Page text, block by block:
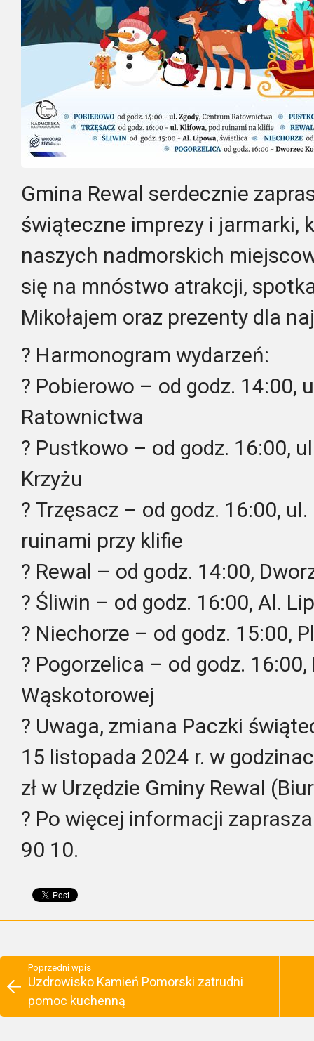
Gmina Rewal serdecznie
świąteczne imprezy i jarmarki,
naszych nadmorskich
się na mnóstwo atrakcji,
Mikołajem oraz prezenty dla
? Harmonogram wydarzeń:
? Pobierowo – od godz. 14:00,
Ratownictwa
? Pustkowo – od godz. 16:00,
Krzyżu
? Trzęsacz – od godz. 16:00,
ruinami przy klifie
? Rewal – od godz. 14:00,
? Śliwin – od godz. 16:00, Al.
? Niechorze – od godz. 15:00,
? Pogorzelica – od godz.
Wąskotorowej
? Uwaga, zmiana Paczki
15 listopada 2024 r. w
zł w Urzędzie Gminy Rewal
? Po więcej informacji
90 10.
Poprzedni wpis
Uzdrowisko Kamień Pomorski zatrudni
pomoc kuchenną